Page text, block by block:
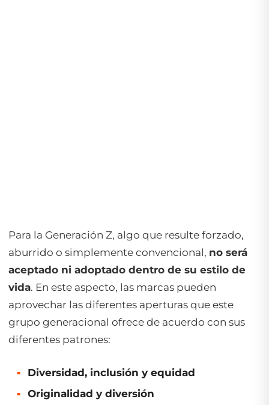
Para la Generación Z, algo que resulte forzado,
aburrido o simplemente convencional, no será
aceptado ni adoptado dentro de su estilo de
vida. En este aspecto, las marcas pueden
aprovechar las diferentes aperturas que este
grupo generacional ofrece de acuerdo con sus
diferentes patrones:
Diversidad, inclusión y equidad
Originalidad y diversión